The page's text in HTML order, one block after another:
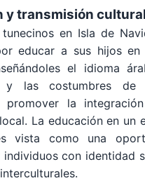
y transmisión cultural
en Isla de
educar a sus hijos en
el idioma
y las costumbres de
promover la
La educación en un
vista como una
individuos con identidad